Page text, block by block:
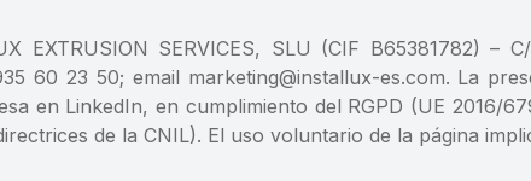
EXTRUSION SERVICES, SLU (CIF B65381782) –
60 23 50; email marketing@installux-es.com. La
en LinkedIn, en cumplimiento del RGPD (UE 2016/
de la CNIL). El uso voluntario de la página